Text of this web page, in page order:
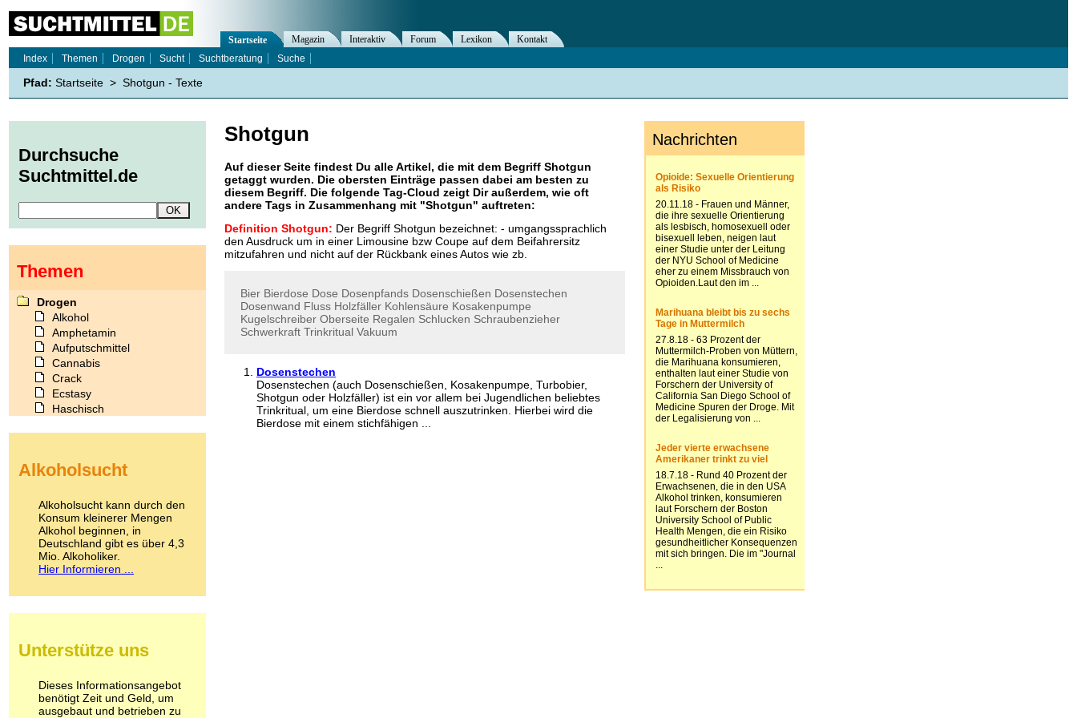
Shotgun
Auf dieser Seite findest Du alle Artikel, die mit dem Begriff Shotgun
getaggt wurden. Die obersten Einträge passen dabei am besten zu
diesem Begriff. Die folgende Tag-Cloud zeigt Dir außerdem, wie oft
andere Tags in Zusammenhang mit "Shotgun" auftreten:
Definition Shotgun: Der Begriff Shotgun bezeichnet: - umgangssprachlich
den Ausdruck um in einer Limousine bzw Coupe auf dem Beifahrersitz
mitzufahren und nicht auf der Rückbank eines Autos wie zb.
Bier Bierdose Dose Dosenpfands Dosenschießen Dosenstechen
Dosenwand Fluss Holzfäller Kohlensäure Kosakenpumpe
Kugelschreiber Oberseite Regalen Schlucken Schraubenzieher
Schwerkraft Trinkritual Vakuum
Dosenstechen
Dosenstechen (auch Dosenschießen, Kosakenpumpe, Turbobier,
Shotgun oder Holzfäller) ist ein vor allem bei Jugendlichen beliebtes
Trinkritual, um eine Bierdose schnell auszutrinken. Hierbei wird die
Bierdose mit einem stichfähigen ...
Startseite Magazin Interaktiv Forum Lexikon
Kontakt
Index
Themen Drogen Sucht Suchtberatung Suche
Pfad: Startseite > Shotgun - Texte
Durchsuche
Suchtmittel.de
Themen
Drogen
Alkohol
Amphetamin
Aufputschmittel
Cannabis
Crack
Ecstasy
Haschisch
Kokain
LSD
Marihuana
Medikamente
Meskalin
Metamphetamin
Methadon
Pilze
Psychopharmaka
Schlafmittel
Schmerzmittel
Alkoholsucht
Alkoholsucht kann durch den
Konsum kleinerer Mengen
Alkohol beginnen, in
Deutschland gibt es über 4,3
Mio. Alkoholiker.
Hier Informieren ...
Unterstütze uns
Dieses Informationsangebot
benötigt Zeit und Geld, um
ausgebaut und betrieben zu